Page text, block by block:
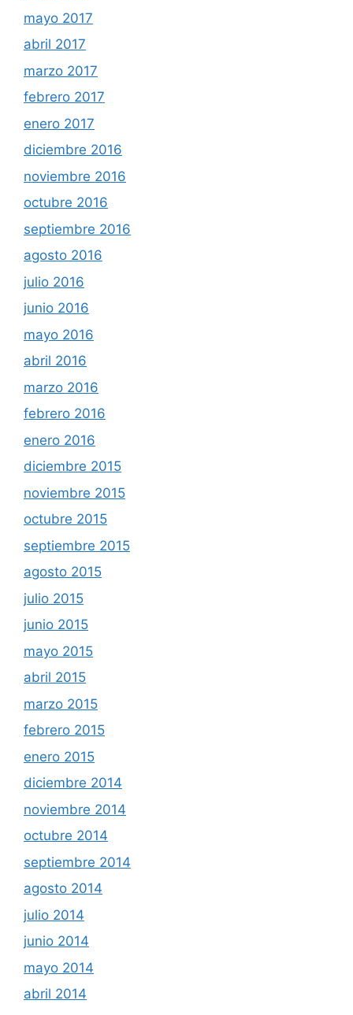
mayo 2017
abril 2017
marzo 2017
febrero 2017
enero 2017
diciembre 2016
noviembre 2016
octubre 2016
septiembre 2016
agosto 2016
julio 2016
junio 2016
mayo 2016
abril 2016
marzo 2016
febrero 2016
enero 2016
diciembre 2015
noviembre 2015
octubre 2015
septiembre 2015
agosto 2015
julio 2015
junio 2015
mayo 2015
abril 2015
marzo 2015
febrero 2015
enero 2015
diciembre 2014
noviembre 2014
octubre 2014
septiembre 2014
agosto 2014
julio 2014
junio 2014
mayo 2014
abril 2014